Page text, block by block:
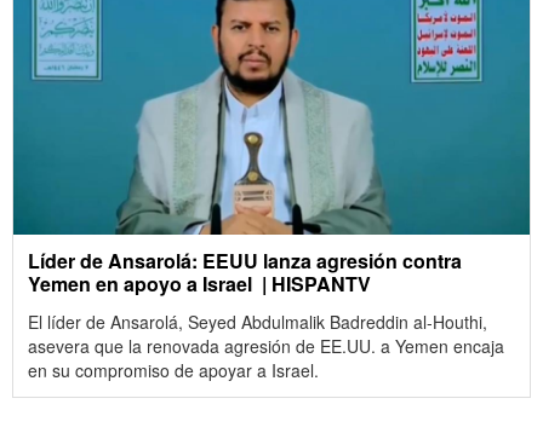
Líder de Ansarolá: EEUU lanza agresión contra
Yemen en apoyo a Israel | HISPANTV
El líder de Ansarolá, Seyed Abdulmalik Badreddin al-Houthi,
asevera que la renovada agresión de EE.UU. a Yemen encaja
en su compromiso de apoyar a Israel.